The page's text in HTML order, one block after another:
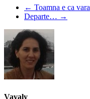
← Toamna e ca vara
Departe… →
Vavaly